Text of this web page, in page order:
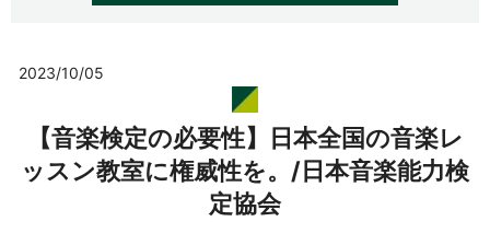
2023/10/05
【音楽検定の必要性】日本全国の音楽レ
ッスン教室に権威性を。/日本音楽能力検
定協会